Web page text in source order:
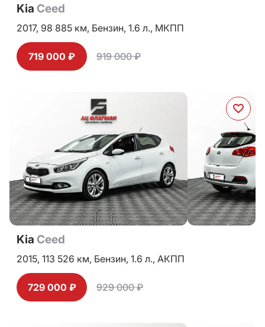
Kia Ceed
2017, 98 885 км, Бензин, 1.6 л., МКПП
719 000 ₽ 919 000 ₽
Kia Ceed
2015, 113 526 км, Бензин, 1.6 л., АКПП
729 000 ₽ 929 000 ₽